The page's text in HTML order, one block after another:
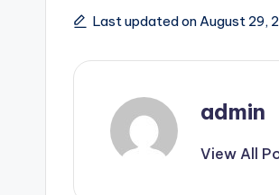
Last updated on August 29,
admin
View All